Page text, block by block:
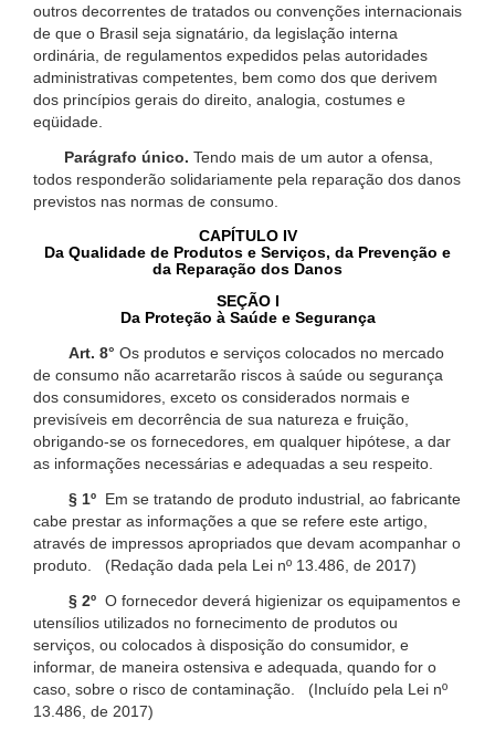
outros decorrentes de tratados ou convenções internacionais
de que o Brasil seja signatário, da legislação interna
ordinária, de regulamentos expedidos pelas autoridades
administrativas competentes, bem como dos que derivem
dos princípios gerais do direito, analogia, costumes e
eqüidade.
Parágrafo único. Tendo mais de um autor a ofensa,
todos responderão solidariamente pela reparação dos danos
previstos nas normas de consumo.
CAPÍTULO IV
Da Qualidade de Produtos e Serviços, da Prevenção e
da Reparação dos Danos
SEÇÃO I
Da Proteção à Saúde e Segurança
Art. 8° Os produtos e serviços colocados no mercado
de consumo não acarretarão riscos à saúde ou segurança
dos consumidores, exceto os considerados normais e
previsíveis em decorrência de sua natureza e fruição,
obrigando-se os fornecedores, em qualquer hipótese, a dar
as informações necessárias e adequadas a seu respeito.
§ 1º Em se tratando de produto industrial, ao fabricante
cabe prestar as informações a que se refere este artigo,
através de impressos apropriados que devam acompanhar o
produto. (Redação dada pela Lei nº 13.486, de 2017)
§ 2º O fornecedor deverá higienizar os equipamentos e
utensílios utilizados no fornecimento de produtos ou
serviços, ou colocados à disposição do consumidor, e
informar, de maneira ostensiva e adequada, quando for o
caso, sobre o risco de contaminação. (Incluído pela Lei nº
13.486, de 2017)